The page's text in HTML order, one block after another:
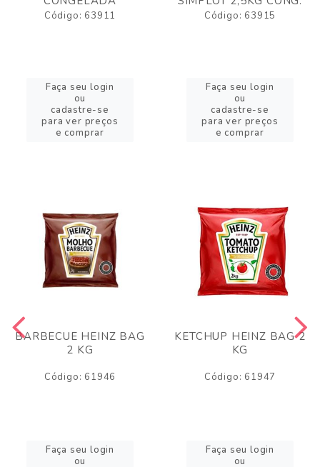
Código: 63911
Faça seu login
ou
cadastre-se
para ver preços
e comprar
Código: 63915
Faça seu login
ou
cadastre-se
para ver preços
e comprar
BARBECUE HEINZ BAG
2 KG
Código: 61946
Faça seu login
ou
KETCHUP HEINZ BAG 2
KG
Código: 61947
Faça seu login
ou